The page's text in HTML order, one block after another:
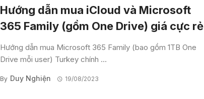
Hướng dẫn mua iCloud và Microsoft
365 Family (gồm One Drive) giá cực rẻ
Hướng dẫn mua Microsoft 365 Family (bao gồm 1TB One
Drive mỗi user) Turkey chính ...
By Duy Nghiện 19/08/2023